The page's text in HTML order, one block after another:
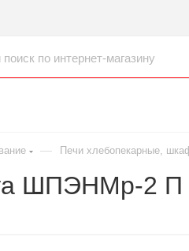
— Печи хлебопекарные,
ШПЭНМр-2 П